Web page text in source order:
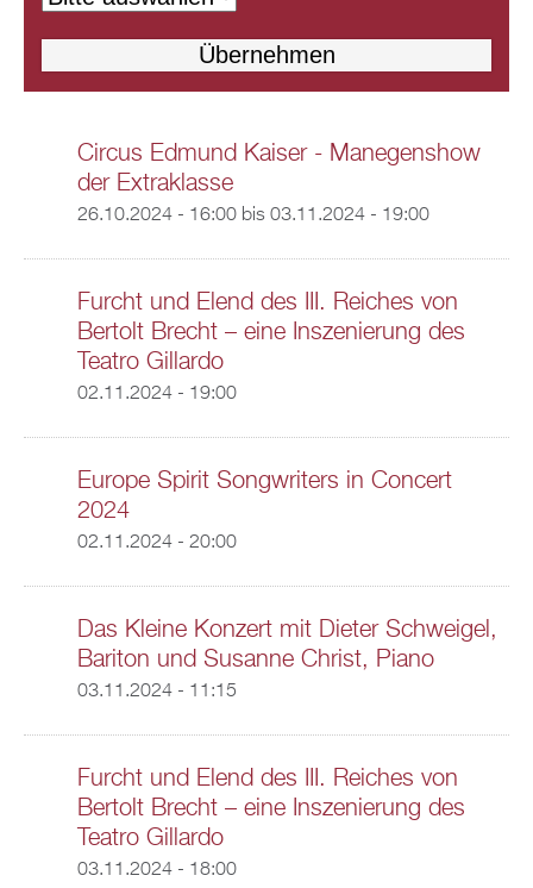
Circus Edmund Kaiser - Manegenshow
der Extraklasse
26.10.2024 - 16:00bis 03.11.2024 - 19:00
Furcht und Elend des III. Reiches von
Bertolt Brecht – eine Inszenierung des
Teatro Gillardo
02.11.2024 - 19:00
Europe Spirit Songwriters in Concert
2024
02.11.2024 - 20:00
Das Kleine Konzert mit Dieter Schweigel,
Bariton und Susanne Christ, Piano
03.11.2024 - 11:15
Furcht und Elend des III. Reiches von
Bertolt Brecht – eine Inszenierung des
Teatro Gillardo
03.11.2024 - 18:00